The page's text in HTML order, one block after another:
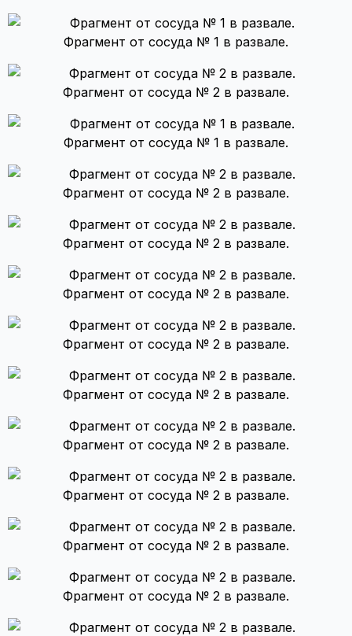
Фрагмент от сосуда № 1 в развале.
Фрагмент от сосуда № 2 в развале.
Фрагмент от сосуда № 1 в развале.
Фрагмент от сосуда № 2 в развале.
Фрагмент от сосуда № 2 в развале.
Фрагмент от сосуда № 2 в развале.
Фрагмент от сосуда № 2 в развале.
Фрагмент от сосуда № 2 в развале.
Фрагмент от сосуда № 2 в развале.
Фрагмент от сосуда № 2 в развале.
Фрагмент от сосуда № 2 в развале.
Фрагмент от сосуда № 2 в развале.